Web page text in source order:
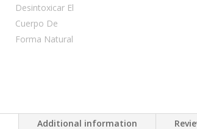
Additional information